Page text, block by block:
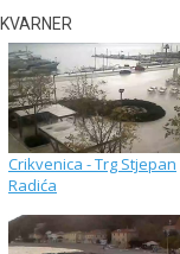
Crikvenica - Trg Stjepan
Radića